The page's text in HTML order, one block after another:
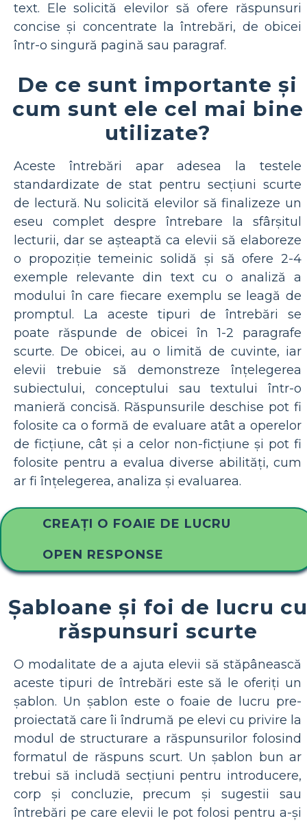
text. Ele solicită elevilor să ofere răspunsuri
concise și concentrate la întrebări, de obicei
într-o singură pagină sau paragraf.
De ce sunt importante și
cum sunt ele cel mai bine
utilizate?
Aceste întrebări apar adesea la testele
standardizate de stat pentru secțiuni scurte
de lectură. Nu solicită elevilor să finalizeze un
eseu complet despre întrebare la sfârșitul
lecturii, dar se așteaptă ca elevii să elaboreze
o propoziție temeinic solidă și să ofere 2-4
exemple relevante din text cu o analiză a
modului în care fiecare exemplu se leagă de
promptul. La aceste tipuri de întrebări se
poate răspunde de obicei în 1-2 paragrafe
scurte. De obicei, au o limită de cuvinte, iar
elevii trebuie să demonstreze înțelegerea
subiectului, conceptului sau textului într-o
manieră concisă. Răspunsurile deschise pot fi
folosite ca o formă de evaluare atât a operelor
de ficțiune, cât și a celor non-ficțiune și pot fi
folosite pentru a evalua diverse abilități, cum
ar fi înțelegerea, analiza și evaluarea.
CREAȚI O FOAIE DE LUCRU
OPEN RESPONSE
Șabloane și foi de lucru cu
răspunsuri scurte
O modalitate de a ajuta elevii să stăpânească
aceste tipuri de întrebări este să le oferiți un
șablon. Un șablon este o foaie de lucru pre-
proiectată care îi îndrumă pe elevi cu privire la
modul de structurare a răspunsurilor folosind
formatul de răspuns scurt. Un șablon bun ar
trebui să includă secțiuni pentru introducere,
corp și concluzie, precum și sugestii sau
întrebări pe care elevii le pot folosi pentru a-și